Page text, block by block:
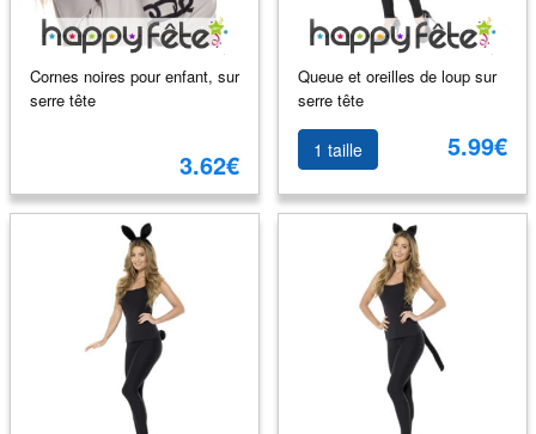
Cornes noires pour enfant, sur
serre tête
3.62€
Queue et oreilles de loup sur
serre tête
1 taille 5.99€